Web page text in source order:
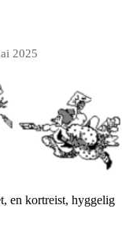
2025
en kortreist, hyggelig